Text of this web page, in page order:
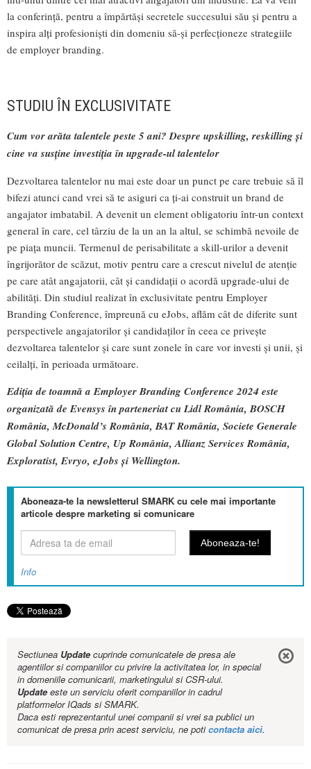
la conferință, pentru a împărtăși secretele succesului său și pentru a
inspira alți profesioniști din domeniu să-și perfecționeze strategiile
de employer branding.
STUDIU ÎN EXCLUSIVITATE
Cum vor arăta talentele peste 5 ani? Despre upskilling, reskilling și
cine va susține investiția în upgrade-ul talentelor
Dezvoltarea talentelor nu mai este doar un punct pe care trebuie să îl
bifezi atunci cand vrei să te asiguri ca ți-ai construit un brand de
angajator imbatabil. A devenit un element obligatoriu într-un context
general în care, cel târziu de la un an la altul, se schimbă nevoile de
pe piața muncii. Termenul de perisabilitate a skill-urilor a devenit
îngrijorător de scăzut, motiv pentru care a crescut nivelul de atenție
pe care atât angajatorii, cât și candidații o acordă upgrade-ului de
abilități. Din studiul realizat în exclusivitate pentru Employer
Branding Conference, împreună cu eJobs, aflăm cât de diferite sunt
perspectivele angajatorilor și candidaților în ceea ce privește
dezvoltarea talentelor și care sunt zonele în care vor investi și unii, și
ceilalți, în perioada următoare.
Ediția de toamnă a Employer Branding Conference 2024 este
organizată de Evensys în parteneriat cu Lidl România, BOSCH
România, McDonald’s România, BAT România, Societe Generale
Global Solution Centre, Up România, Allianz Services România,
Exploratist, Evryo, eJobs și Wellington.
Aboneaza-te la newsletterul SMARK cu cele mai importante
articole despre marketing si comunicare
Info
Sectiunea Updatecuprinde comunicatele de presa ale
agentiilor si companiilor cu privire la activitatea lor, in special
in domeniile comunicarii, marketingului si CSR-ului.
Updateeste un serviciu oferit companiilor in cadrul
platformelor IQads si SMARK.
Daca esti reprezentantul unei companii si vrei sa publici un
comunicat de presa prin acest serviciu, ne poticontacta aici.